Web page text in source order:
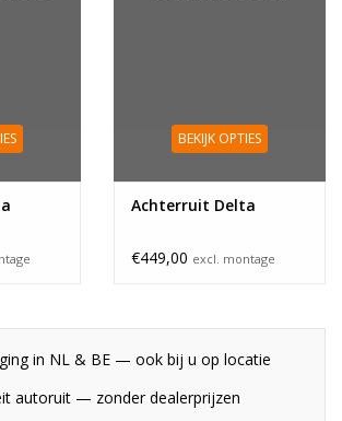
BEKIJK OPTIES
Achterruit Delta
€449,00 excl. montage
in NL & BE — ook bij u op locatie
autoruit — zonder dealerprijzen